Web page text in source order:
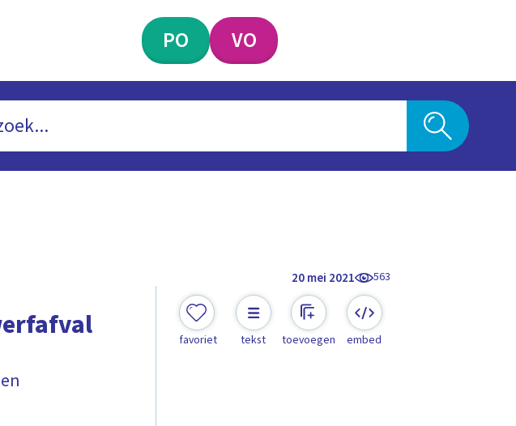
PO VO
20 mei 2021 563
favoriet tekst toevoegen embed